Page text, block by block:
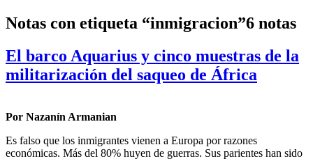
Notas con etiqueta “inmigracion”6 notas
El barco Aquarius y cinco muestras de la
militarización del saqueo de África
Por Nazanín Armanian
Es falso que los inmigrantes vienen a Europa por razones
económicas. Más del 80% huyen de guerras. Sus parientes han sido